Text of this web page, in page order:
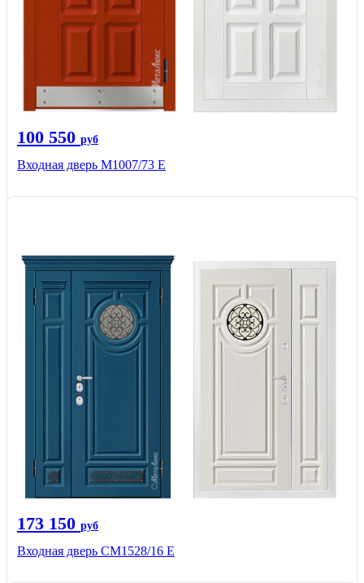
100 550 руб
Входная дверь М1007/73 E
173 150 руб
Входная дверь СМ1528/16 Е